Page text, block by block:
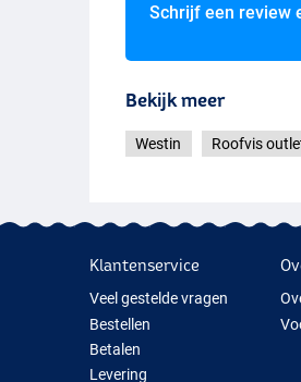
Schrijf een review
Bekijk meer
Westin Roofvis
Klantenservice
Veel gestelde vragen
Bestellen
Betalen
Levering